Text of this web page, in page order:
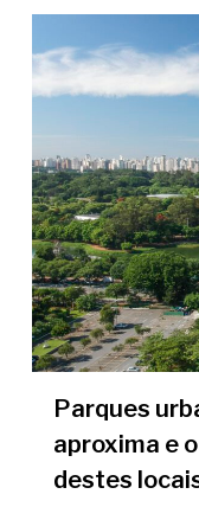
Parques
aproxima e
destes